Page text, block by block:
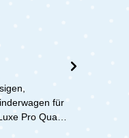
für
Pro Qua…